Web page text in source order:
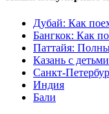
Дубай: Как
Бангкок: Как
Паттайя:
Казань с детьми
Санкт-
Индия
Бали